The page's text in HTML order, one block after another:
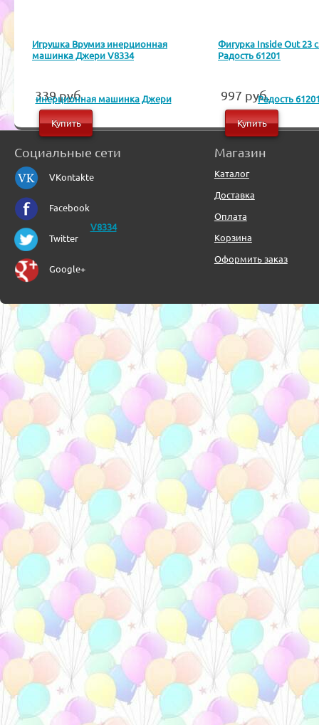
Игрушка Врумиз инерционная
машинка Джери V8334
339 руб.
Купить
Фигурка Inside Out 23
Радость 61201
997 руб.
Купить
Социальные сети
VKontakte
Facebook
Twitter
Google+
Магазин
Каталог
Доставка
Оплата
Корзина
Оформить заказ